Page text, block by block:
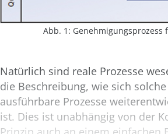
Abb. 1:
Natürlich sind reale Prozesse
die Beschreibung, wie sich
ausführbare Prozesse
ist. Dies ist unabhängig von der